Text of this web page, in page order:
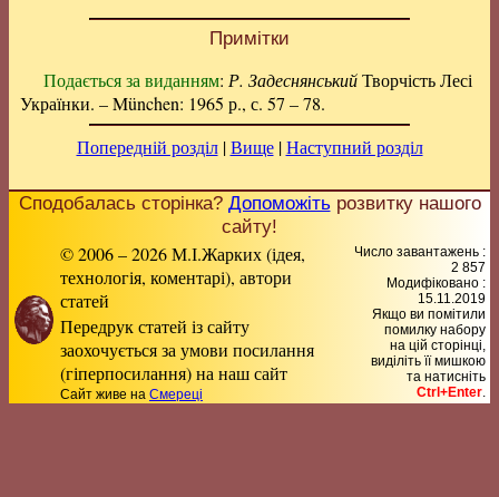
Примітки
Подається за виданням: Р. ЗадеснянськийТворчість Лесі
Українки. – München: 1965 р., с. 57 – 78.
Попередній розділ|Вище|Наступний розділ
Сподобалась сторінка? Допоможітьрозвитку нашого
сайту!
© 2006 – 2026 М.І.Жарких (ідея,
технологія, коментарі), автори
статей
Передрук статей із сайту
заохочується за умови посилання
(гіперпосилання) на наш сайт
Сайт живе на Смереці
Число завантажень :
2 857
Модифіковано :
15.11.2019
Якщо ви помітили
помилку набору
на цiй сторiнцi,
видiлiть її мишкою
та натисніть
Ctrl+Enter.